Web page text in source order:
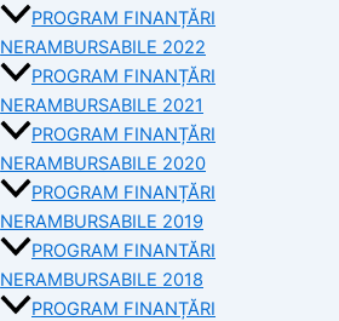
PROGRAM FINANȚĂRI
NERAMBURSABILE 2022
PROGRAM FINANȚĂRI
NERAMBURSABILE 2021
PROGRAM FINANȚĂRI
NERAMBURSABILE 2020
PROGRAM FINANȚĂRI
NERAMBURSABILE 2019
PROGRAM FINANTĂRI
NERAMBURSABILE 2018
PROGRAM FINANȚĂRI